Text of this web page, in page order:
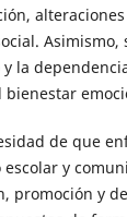
Asimismo,
la
de que
y
promoción y